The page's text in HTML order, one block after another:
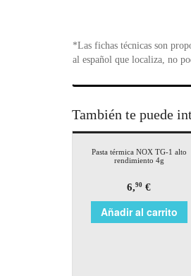
*Las fichas técnicas son
al español que localiza, no
También te puede
Pasta térmica NOX TG-1 alto
rendimiento 4g
6,90 €
Añadir al carrito